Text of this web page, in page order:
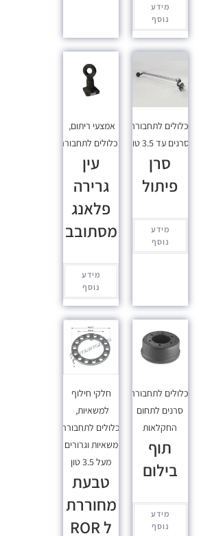
מידע
נוסף
לתחבורה,
סרנים עד 3.5 טון
סרן
פיתול
מידע
נוסף
אמצעי ריתום,
מכלולים לתחבורה
עין
גרירה
פלאנג
מסתובב
מידע
נוסף
לתחבורה,
סרנים לתחום
החקלאות
תוף
בילום
מידע
נוסף
חלקי חילוף
למשאיות,
מכלולים לתחבורה,
משאיות וגרורים
מעל 3.5 טון
טבעת
מחוררת
ל ROR